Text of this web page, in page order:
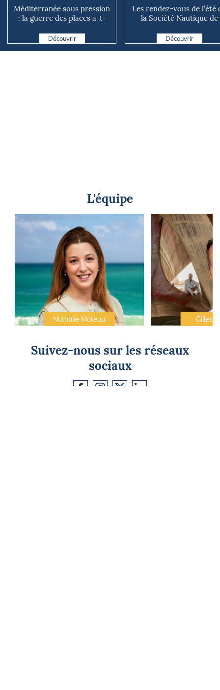
Méditerranée sous pression
: la guerre des places a-t-
Découvrir
Les rendez-vous de l’été
la Société Nautique de
Découvrir
L'équipe
Nathalie Moreau Gilles
Suivez-nous sur les réseaux
sociaux